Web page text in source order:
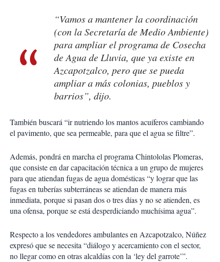
“Vamos a mantener la coordinación
(con la Secretaría de Medio Ambiente)
para ampliar el programa de Cosecha
de Agua de Lluvia, que ya existe en
Azcapotzalco, pero que se pueda
ampliar a más colonias, pueblos y
barrios”, dijo.
También buscará “ir nutriendo los mantos acuíferos cambiando
el pavimento, que sea permeable, para que el agua se filtre”.
Además, pondrá en marcha el programa Chintololas Plomeras,
que consiste en dar capacitación técnica a un grupo de mujeres
para que atiendan fugas de agua domésticas “y lograr que las
fugas en tuberías subterráneas se atiendan de manera más
inmediata, porque si pasan dos o tres días y no se atienden, es
una ofensa, porque se está desperdiciando muchísima agua”.
Respecto a los vendedores ambulantes en Azcapotzalco, Núñez
expresó que se necesita “diálogo y acercamiento con el sector,
no llegar como en otras alcaldías con la ‘ley del garrote’”.